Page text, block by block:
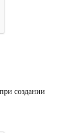
создании